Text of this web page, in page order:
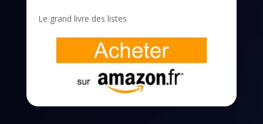
Le grand livre des listes